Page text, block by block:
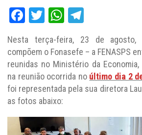
Facebook
TwitterWhatsApp
Nesta terça-feira, 23 de agosto,
compõem o Fonasefe – a FENASPS
reunidas no Ministério da
na reunião ocorrida no último dia 2
foi representada pela sua diretora
as fotos abaixo: